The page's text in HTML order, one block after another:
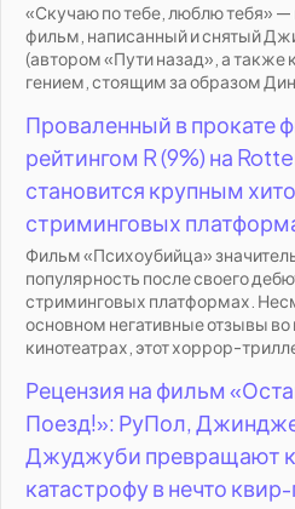
«Скучаю по тебе, люблю тебя»
фильм, написанный и снятый
(автором «Пути назад», а
гением, стоящим за образом
Проваленный в прокате
рейтингом R (9%) на
становится крупным
стриминговых
Фильм «Психоубийца»
популярность после своего
стриминговых платформах.
основном негативные отзывы во
кинотеатрах, этот хоррор-
Рецензия на фильм
Поезд!»: РуПол,
Джуджуби превращают
катастрофу в нечто